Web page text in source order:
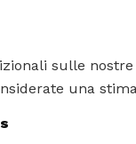
sulle
una